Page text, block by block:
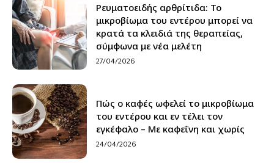
Ρευματοειδής αρθρίτιδα: Το
μικροβίωμα του εντέρου μπορεί να
κρατά τα κλειδιά της θεραπείας,
σύμφωνα με νέα μελέτη
27/04/2026
Πώς ο καφές ωφελεί το μικροβίωμα
του εντέρου και εν τέλει τον
εγκέφαλο – Με καφεΐνη και χωρίς
24/04/2026